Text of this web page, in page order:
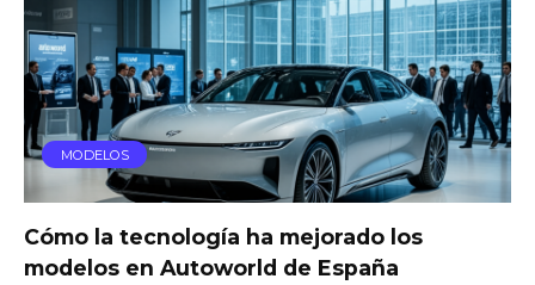
MODELOS
Cómo la tecnología ha mejorado los
modelos en Autoworld de España